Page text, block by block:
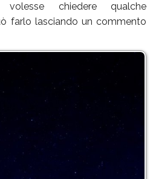
volesse chiedere qualche
farlo lasciando un commento